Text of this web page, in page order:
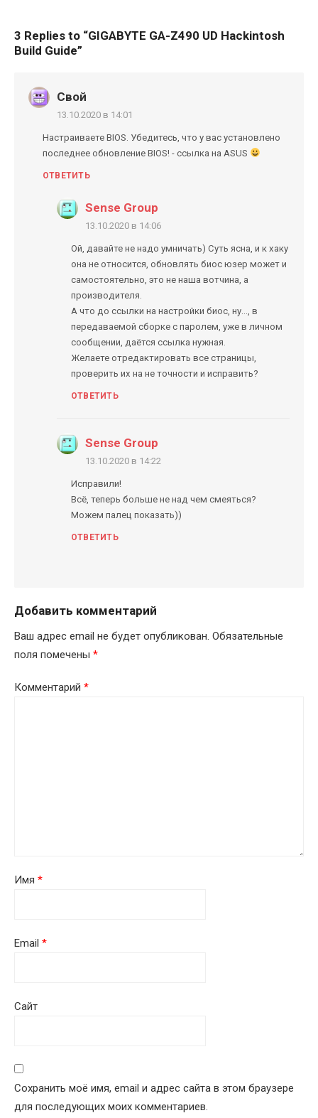
3 Replies to “GIGABYTE GA-Z490 UD Hackintosh
Build Guide”
Свой
13.10.2020 в 14:01
Настраиваете BIOS. Убедитесь, что у вас установлено
последнее обновление BIOS! - ссылка на ASUS
ОТВЕТИТЬ
Sense Group
13.10.2020 в 14:06
Ой, давайте не надо умничать) Суть ясна, и к хаку
она не относится, обновлять биос юзер может и
самостоятельно, это не наша вотчина, а
производителя.
А что до ссылки на настройки биос, ну..., в
передаваемой сборке с паролем, уже в личном
сообщении, даётся ссылка нужная.
Желаете отредактировать все страницы,
проверить их на не точности и исправить?
ОТВЕТИТЬ
Sense Group
13.10.2020 в 14:22
Исправили!
Всё, теперь больше не над чем смеяться?
Можем палец показать))
ОТВЕТИТЬ
Добавить комментарий
Ваш адрес email не будет опубликован. Обязательные
поля помечены *
Комментарий *
Имя *
Email *
Сайт
Сохранить моё имя, email и адрес сайта в этом браузере
для последующих моих комментариев.